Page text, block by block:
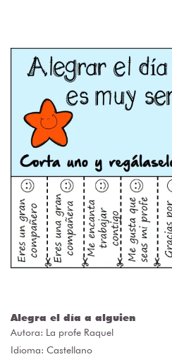
Alegra el día a alguien
Autora: La profe Raquel
Idioma: Castellano